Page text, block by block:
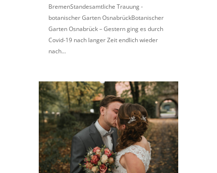
BremenStandesamtliche Trauung -
botanischer Garten OsnabrückBotanischer
Garten Osnabrück – Gestern ging es durch
Covid-19 nach langer Zeit endlich wieder
nach...